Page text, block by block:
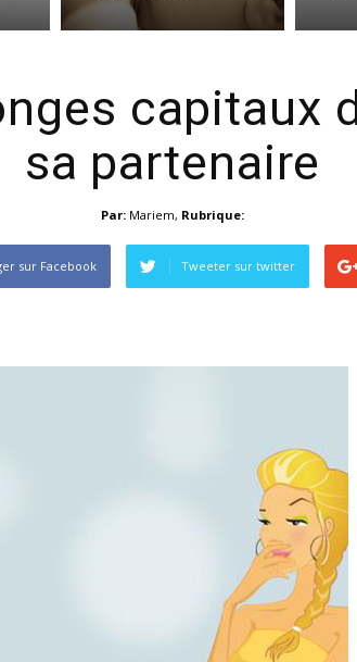
capitaux
sa partenaire
Par: Mariem, Rubrique:
sur Facebook Tweeter sur twitter